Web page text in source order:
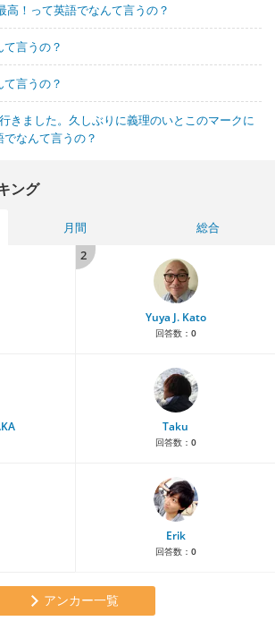
高！って英語でなんて言うの？
言うの？
言うの？
きました。久しぶりに義理のいとこのマークに
なんて言うの？
ング
月間
総合
2
Yuya J. Kato
回答数： 0
Taku
回答数： 0
Erik
回答数： 0
アンカー一覧